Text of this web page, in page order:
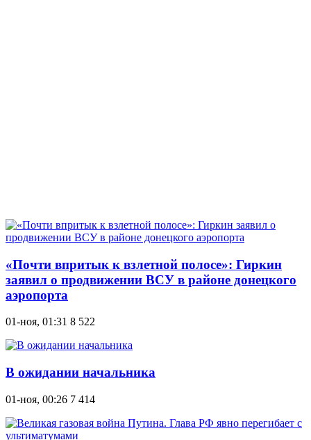
«Почти впритык к взлетной полосе»: Гиркин
заявил о продвижении ВСУ в районе донецкого
аэропорта
01-ноя, 01:31 8 522
В ожидании начальника
01-ноя, 00:26 7 414